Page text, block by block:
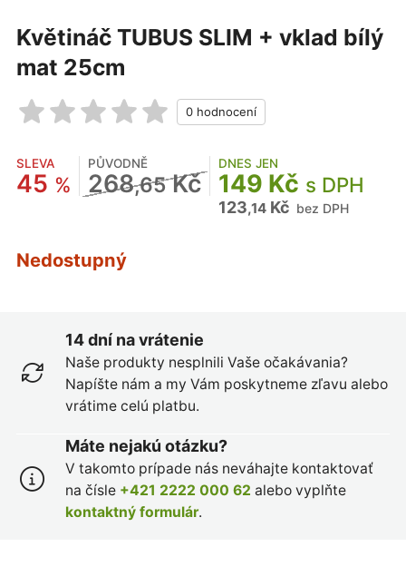
Květináč TUBUS SLIM + vklad bílý
mat 25cm
SLEVA
45 %
PŮVODNĚ
268,65Kč
DNES JEN
149 Kč s DPH
123,14Kč bez DPH
Nedostupný
14 dní na vrátenie
Naše produkty nesplnili Vaše očakávania?
Napíšte nám a my Vám poskytneme zľavu alebo
vrátime celú platbu.
Máte nejakú otázku?
V takomto prípade nás neváhajte kontaktovať
na čísle +421 2222 000 62 alebo vyplňte
kontaktný formulár.